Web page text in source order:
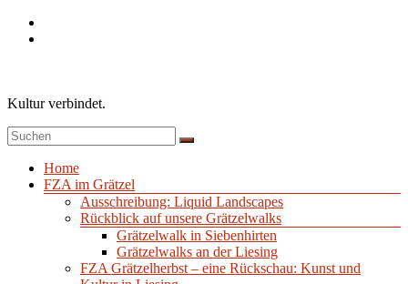
Zum
Inhalt
Kultur verbindet.
Menü
Home
FZA im Grätzel
Ausschreibung: Liquid Landscapes
Rückblick auf unsere Grätzelwalks
Grätzelwalk in Siebenhirten
Grätzelwalks an der Liesing
FZA Grätzelherbst – eine Rückschau: Kunst und